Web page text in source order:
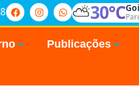
⛅30°C
Publicações